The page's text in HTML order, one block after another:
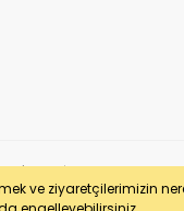
ve ziyaretçilerimizin
| MERSİS No: